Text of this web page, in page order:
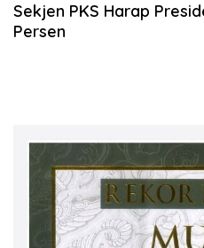
Sekjen PKS Harap
Persen